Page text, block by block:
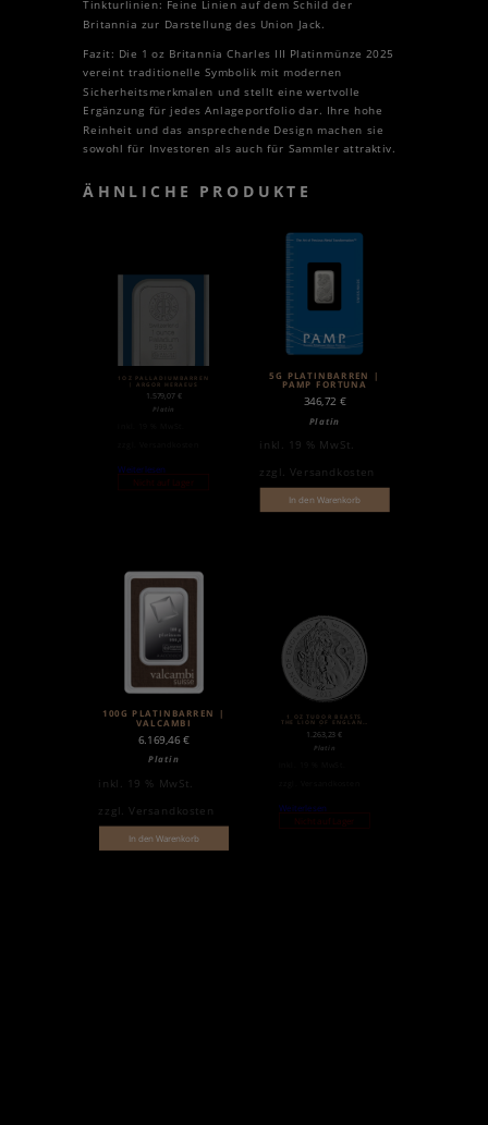
Tinkturlinien: Feine Linien auf dem Schild der
Britannia zur Darstellung des Union Jack.
Fazit: Die 1 oz Britannia Charles III Platinmünze 2025
vereint traditionelle Symbolik mit modernen
Sicherheitsmerkmalen und stellt eine wertvolle
Ergänzung für jedes Anlageportfolio dar. Ihre hohe
Reinheit und das ansprechende Design machen sie
sowohl für Investoren als auch für Sammler attraktiv.
ÄHNLICHE PRODUKTE
1OZ PALLADIUMBARREN
| ARGOR HERAEUS
1.579,07 €
Platin
Weiterlesen
Nicht auf Lager
5G PLATINBARREN |
PAMP FORTUNA
346,72 €
Platin
inkl. 19 % MwSt.
zzgl. Versandkosten
In den Warenkorb
100G PLATINBARREN |
VALCAMBI
6.169,46 €
Platin
inkl. 19 % MwSt.
zzgl.Versandkosten
In den Warenkorb
1 OZ TUDOR BEASTS
THE LION OF ENGLAND
1.263,23€
Platin
Weiterlesen
Nicht auf Lager